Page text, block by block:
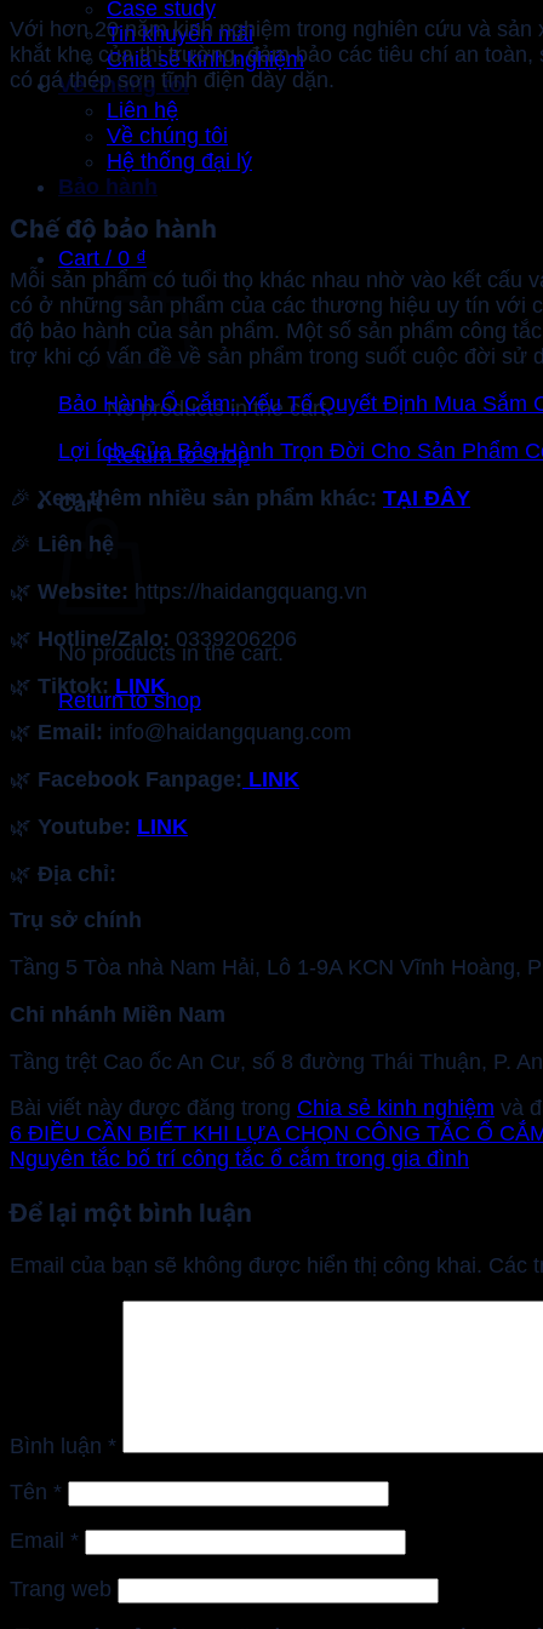
Case study
Tin khuyến mãi
Chia sẻ kinh nghiệm
Về chúng tôi
Liên hệ
Về chúng tôi
Hệ thống đại lý
Bảo hành
Cart / 0 ₫
No products in the cart.
Return to shop
Cart
No products in the cart.
Return to shop
Với hơn 20 năm kinh nghiệm trong nghiên cứu và
khắt khe của thị trường, đảm bảo các tiêu chí an
có gá thép sơn tĩnh điện dày dặn.
Chế độ bảo hành
Mỗi sản phẩm có tuổi thọ khác nhau nhờ vào kết cấu
có ở những sản phẩm của các thương hiệu uy tín với
độ bảo hành của sản phẩm. Một số sản phẩm công
trợ khi có vấn đề về sản phẩm trong suốt cuộc đời sử
Bảo Hành Ổ Cắm: Yếu Tố Quyết Định Mua Sắm
Lợi Ích Của Bảo Hành Trọn Đời Cho Sản Phẩm
🎉 Xem thêm nhiều sản phẩm khác: TẠI ĐÂY
🎉 Liên hệ
🌿 Website: https://haidangquang.vn
🌿 Hotline/Zalo: 0339206206
🌿 Tiktok: LINK
🌿 Email: info@haidangquang.com
🌿 Facebook Fanpage: LINK
🌿 Youtube: LINK
🌿 Địa chỉ:
Trụ sở chính
Tầng 5 Tòa nhà Nam Hải, Lô 1-9A KCN Vĩnh Hoàng,
Chi nhánh Miền Nam
Tầng trệt Cao ốc An Cư, số 8 đường Thái Thuận, P.
Bài viết này được đăng trong Chia sẻ kinh nghiệm và
6 ĐIỀU CẦN BIẾT KHI LỰA CHỌN CÔNG TẮC Ổ
Nguyên tắc bố trí công tắc ổ cắm trong gia đình
Để lại một bình luận
Email của bạn sẽ không được hiển thị công khai. Các
Bình luận *
Tên *
Email *
Trang web